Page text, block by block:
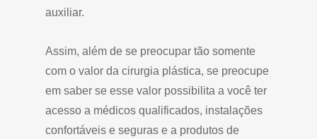
auxiliar.
Assim, além de se preocupar tão somente
com o valor da cirurgia plástica, se preocupe
em saber se esse valor possibilita a você ter
acesso a médicos qualificados, instalações
confortáveis e seguras e a produtos de